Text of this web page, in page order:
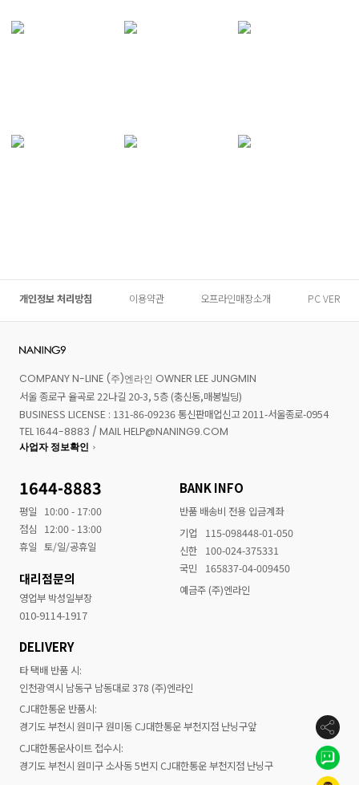
개인정보 처리방침 이용약관 오프라인매장소개 PC VER
COMPANY N-LINE (주)엔라인 OWNER LEE JUNGMIN
서울 종로구 율곡로 22나길 20-3, 5층 (충신동,매봉빌딩)
BUSINESS LICENSE : 131-86-09236 통신판매업신고 2011-서울종로-0954
TEL 1644-8883 / MAIL HELP@NANING9.COM
사업자 정보확인
1644-8883
평일
10:00 - 17:00
점심
12:00 - 13:00
휴일 토/일/공휴일
대리점문의
영업부 박성일부장
010-9114-1917
BANK INFO
반품 배송비 전용 입금계좌
기업
115-098448-01-050
신한
100-024-375331
국민
165837-04-009450
예금주 (주)엔라인
DELIVERY
타 택배 반품 시:
인천광역시 남동구 남동대로 378 (주)엔라인
CJ대한통운 반품시:
경기도 부천시 원미구 원미동 CJ대한통운 부천지점 난닝구앞
CJ대한통운사이트 접수시:
경기도 부천시 원미구 소사동 5번지 CJ대한통운 부천지점 난닝구